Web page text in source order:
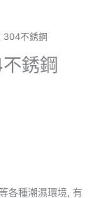
304不銹鋼
銹鋼
各種潮濕環境, 有